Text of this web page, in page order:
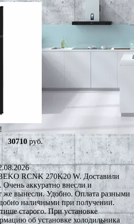
30710руб.
RCNK 270K20 W. Доставили
аккуратно внесли и
же вынесли. Удобно. Оплата разными
наличными при получении.
старого. При установке
об установке холодильника